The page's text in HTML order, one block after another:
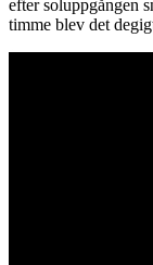
efter soluppgången
timme blev det